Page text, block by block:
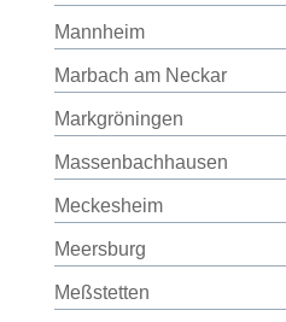
Mannheim
Marbach am Neckar
Markgröningen
Massenbachhausen
Meckesheim
Meersburg
Meßstetten